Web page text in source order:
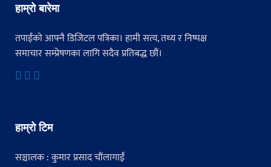
हाम्रो बारेमा
तपाईंको आफ्नै डिजिटल पत्रिका। हामी सत्य, तथ्य र निष्पक्ष
समाचार सम्प्रेषणका लागि सदैव प्रतिबद्ध छौं।
हाम्रो टिम
सञ्चालक : कुमार प्रसाद चौंलागाईं